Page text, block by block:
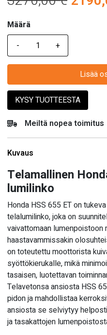
Määrä
Määrä
Lisää
KYSY TUOTTEESTA
Meiltä nopea toimitus
Kuvaus
Telamallinen
lumilinko
Honda HSS 655 ET on
telalumilinko, joka on
vaivattomaan lumenpoistoon
haastavammissakin
on toteutettu moottorista
syöttökierukalle, mikä
tasaisen, luotettavan
Telavetonsa ansiosta HSS
pidon ja mahdollistaa
ansiosta se selviytyy
ja tasakattojen